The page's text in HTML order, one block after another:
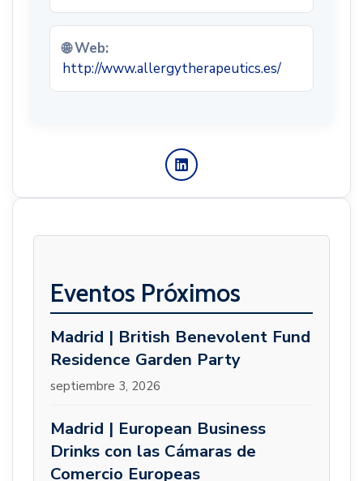
🌐 Web:
http://www.allergytherapeutics.es/
Eventos Próximos
Madrid | British Benevolent Fund
Residence Garden Party
septiembre 3, 2026
Madrid | European Business
Drinks con las Cámaras de
Comercio Europeas